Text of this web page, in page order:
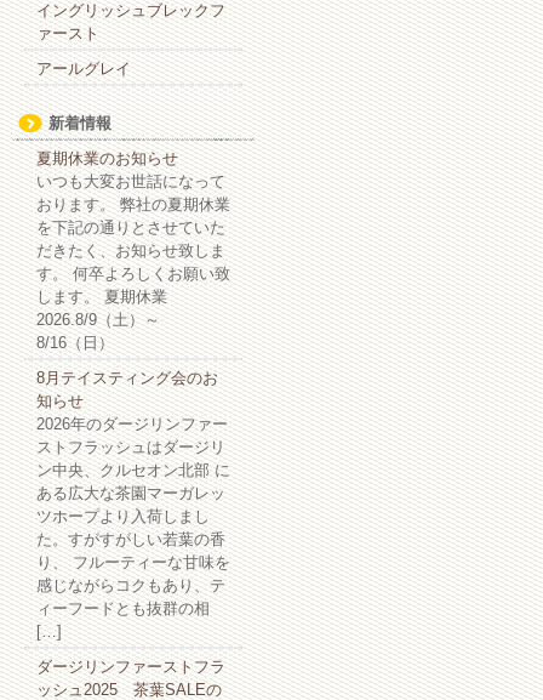
イングリッシュブレックフ
ァースト
アールグレイ
新着情報
夏期休業のお知らせ
いつも大変お世話になって
おります。 弊社の夏期休業
を下記の通りとさせていた
だきたく、お知らせ致しま
す。 何卒よろしくお願い致
します。 夏期休業
2026.8/9（土）～
8/16（日）
8月テイスティング会のお
知らせ
2026年のダージリンファー
ストフラッシュはダージリ
ン中央、クルセオン北部 に
ある広大な茶園マーガレッ
ツホープより入荷しまし
た。すがすがしい若葉の香
り、 フルーティーな甘味を
感じながらコクもあり、テ
ィーフードとも抜群の相
[…]
ダージリンファーストフラ
ッシュ2025 茶葉SALEの